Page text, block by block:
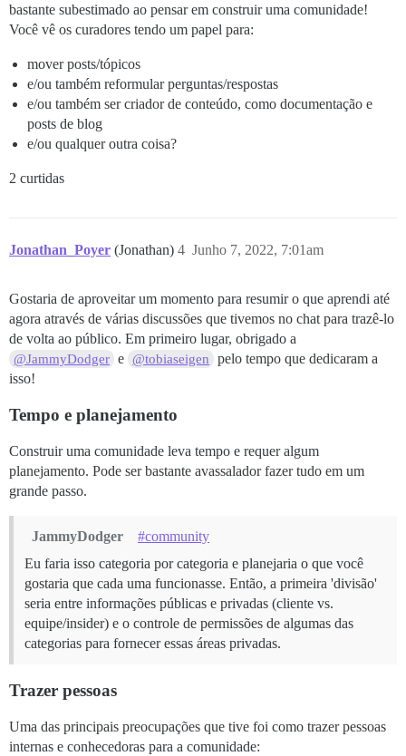
bastante subestimado ao pensar em construir uma comunidade!
Você vê os curadores tendo um papel para:
mover posts/tópicos
e/ou também reformular perguntas/respostas
e/ou também ser criador de conteúdo, como documentação e
posts de blog
e/ou qualquer outra coisa?
2 curtidas
Jonathan_Poyer (Jonathan) Junho 7, 2022, 7:01am
4
Gostaria de aproveitar um momento para resumir o que aprendi até
agora através de várias discussões que tivemos no chat para trazê-lo
de volta ao público. Em primeiro lugar, obrigado a
@JammyDodger e @tobiaseigen
pelo tempo que dedicaram a
isso!
Tempo e planejamento
Construir uma comunidade leva tempo e requer algum
planejamento. Pode ser bastante avassalador fazer tudo em um
grande passo.
JammyDodger
#community
Eu faria isso categoria por categoria e planejaria o que você
gostaria que cada uma funcionasse. Então, a primeira 'divisão'
seria entre informações públicas e privadas (cliente vs.
equipe/insider) e o controle de permissões de algumas das
categorias para fornecer essas áreas privadas.
Trazer pessoas
Uma das principais preocupações que tive foi como trazer pessoas
internas e conhecedoras para a comunidade: